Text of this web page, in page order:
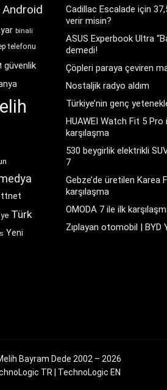
Android
binali
telefonu
güvenlik
ttnet
Türk
Yeni
Cadillac Escalade için
verir misin?
ASUS Experbook Ultra
demedi!
Çöpleri paraya çeviren
Nostaljik radyo aldım
Türkiye’nin genç
HUAWEI Watch Fit 5 Pro
karşılaşma
530 beygirlik elektrikli
7
Gebze’de üretilen Karea
karşılaşma
OMODA 7 ile ilk
Zıplayan otomobil | BYD
Bayram Dede 2002 – 2026
TR
TechnoLogic EN